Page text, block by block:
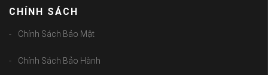
CHÍNH SÁCH
Chính Sách Bảo Mật
Chính Sách Bảo Hành